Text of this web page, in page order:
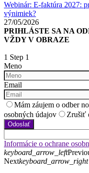
Webinár: E-faktúra 2027:
výnimiek?
27/05/2026
PRIHLÁSTE SA NA
VŽDY V OBRAZE
1 Step 1
Meno
Email
Mám záujem o odber
osobných údajov
Zrušiť
Odoslať
Informácie o ochrane
keyboard_arrow_left
Nextkeyboard_arrow_right